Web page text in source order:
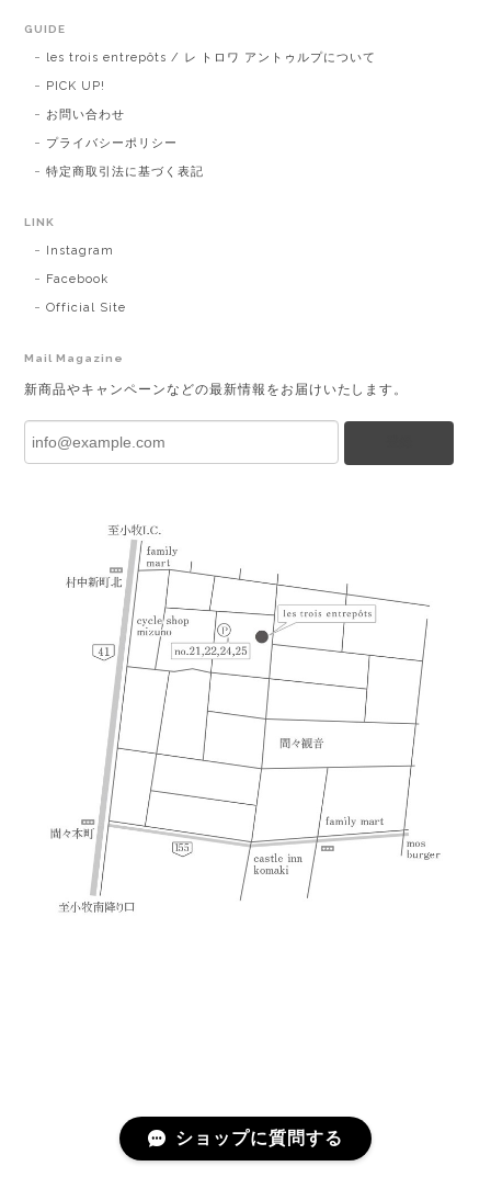
GUIDE
les trois entrepôts / レ トロワ アントゥルプについて
PICK UP!
お問い合わせ
プライバシーポリシー
特定商取引法に基づく表記
LINK
Instagram
Facebook
Official Site
Mail Magazine
新商品やキャンペーンなどの最新情報をお届けいたします。
ショップに質問する